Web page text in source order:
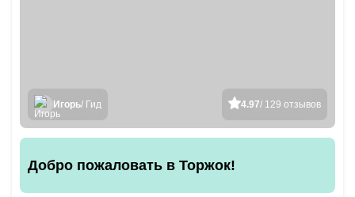
4.97/ 129 отзывов
Игорь/ Гид
Добро пожаловать в Торжок!